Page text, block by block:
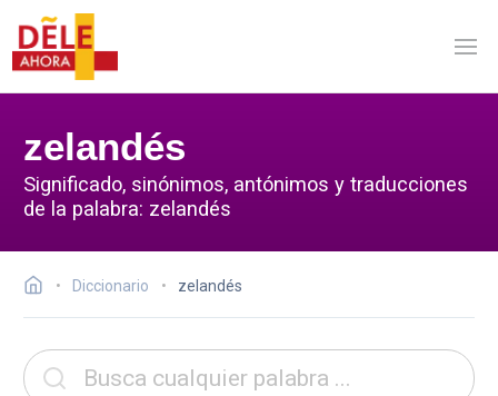
zelandés
Significado, sinónimos, antónimos y traducciones
de la palabra: zelandés
Diccionario zelandés